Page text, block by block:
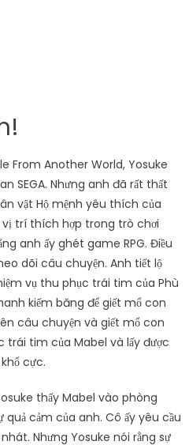
From Another World, Yosuke
SEGA. Nhưng anh đã rất thất
vật Hộ mệnh yêu thích của
trí thích hợp trong trò chơi
anh ấy ghét game RPG. Điều
dõi câu chuyện. Anh tiết lộ
vụ thu phục trái tim của Phù
kiếm băng để giết mổ con
câu chuyện và giết mổ con
trái tim của Mabel và lấy được
cực.
thấy Mabel vào phòng
cảm của anh. Cô ấy yêu cầu
Nhưng Yosuke nói rằng sự